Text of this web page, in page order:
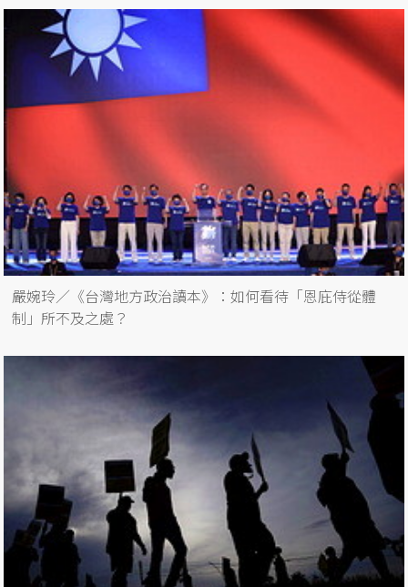
嚴婉玲／《台灣地方政治讀本》：如何看待「恩庇侍從體
制」所不及之處？